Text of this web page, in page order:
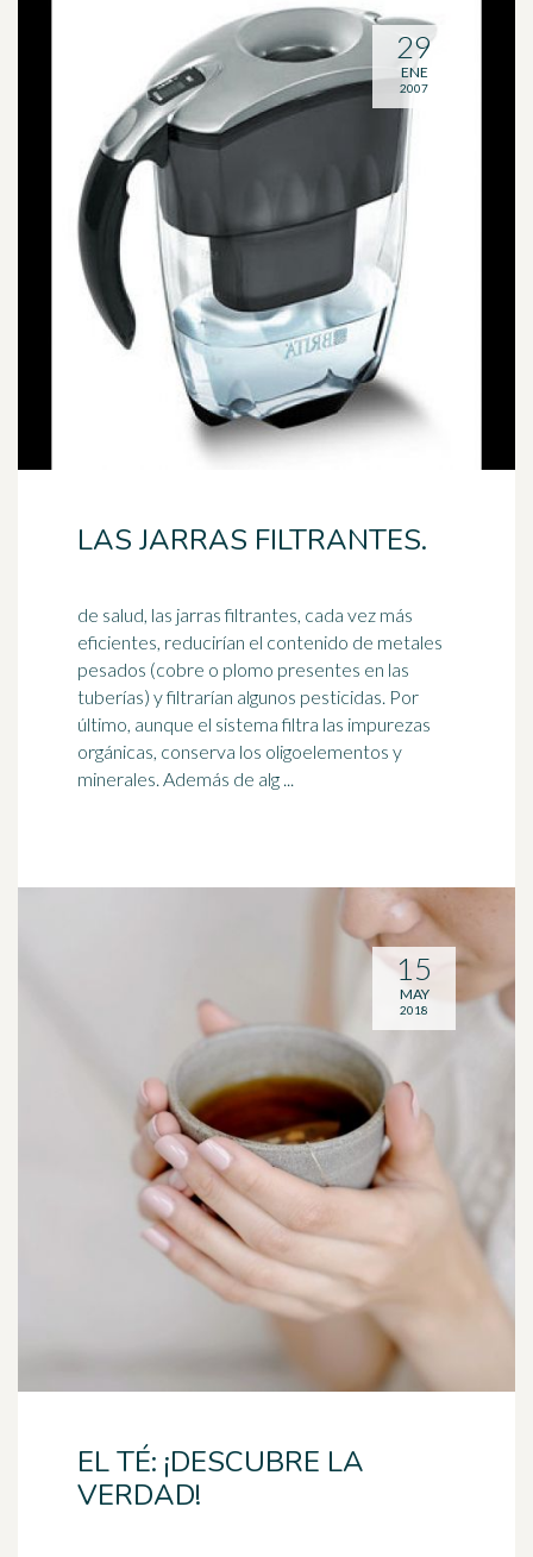
LAS JARRAS FILTRANTES.
de salud, las jarras filtrantes, cada vez más
eficientes, reducirían el contenido de metales
pesados (cobre o plomo presentes en las
tuberías) y filtrarían algunos pesticidas. Por
último, aunque el sistema filtra las impurezas
orgánicas, conserva los oligoelementos y
minerales. Además de alg ...
29
ENE
2007
EL TÉ: ¡DESCUBRE LA
VERDAD!
15
MAY
2018